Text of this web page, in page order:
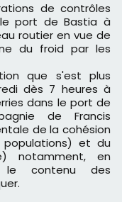
de contrôles
port de Bastia à
routier en vue de
du froid par les
que s'est plus
dès 7 heures à
dans le port de
de Francis
de la cohésion
et du
notamment, en
le contenu des